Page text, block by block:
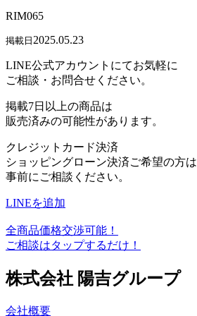
RIM065
掲載日 2025.05.23
LINE公式アカウントにてお気軽に
ご相談・お問合せください。
掲載7日以上の商品は
販売済みの可能性があります。
クレジットカード決済
ショッピングローン決済ご希望の方は
事前にご相談ください。
LINEを追加
全商品価格交渉可能！
ご相談はタップするだけ！
株式会社 陽吉グループ
会社概要